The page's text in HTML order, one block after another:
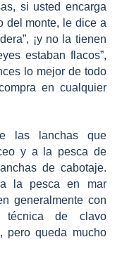
si usted encarga
del monte, le dice a
¡y no la tienen
estaban flacos”,
lo mejor de todo
en cualquier
las lanchas que
y a la pesca de
de cabotaje.
la pesca en mar
generalmente con
de clavo
pero queda mucho